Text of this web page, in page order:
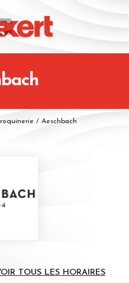
/ Aeschbach
TOUS LES HORAIRES